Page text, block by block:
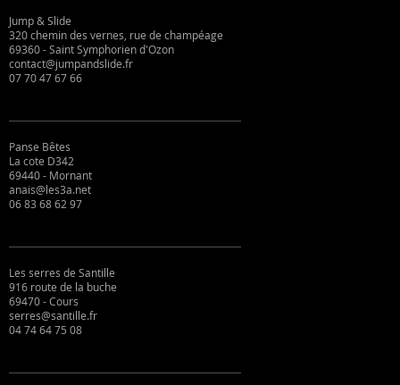
Jump & Slide
320 chemin des vernes, rue de champéage
69360 - Saint Symphorien d'Ozon
contact@jumpandslide.fr
07 70 47 67 66
Panse Bêtes
La cote D342
69440 - Mornant
anais@les3a.net
06 83 68 62 97
Les serres de Santille
916 route de la buche
69470 - Cours
serres@santille.fr
04 74 64 75 08